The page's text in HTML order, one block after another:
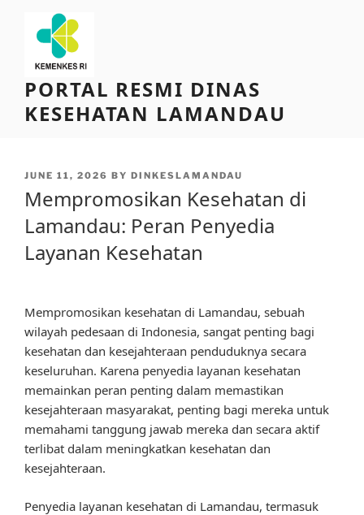
content
PORTAL RESMI DINAS
KESEHATAN LAMANDAU
POSTED
JUNE 11, 2026 BY DINKESLAMANDAU
Mempromosikan Kesehatan di
Lamandau: Peran Penyedia
Layanan Kesehatan
Mempromosikan kesehatan di Lamandau, sebuah
wilayah pedesaan di Indonesia, sangat penting bagi
kesehatan dan kesejahteraan penduduknya secara
keseluruhan. Karena penyedia layanan kesehatan
memainkan peran penting dalam memastikan
kesejahteraan masyarakat, penting bagi mereka untuk
memahami tanggung jawab mereka dan secara aktif
terlibat dalam meningkatkan kesehatan dan
kesejahteraan.
Penyedia layanan kesehatan di Lamandau, termasuk